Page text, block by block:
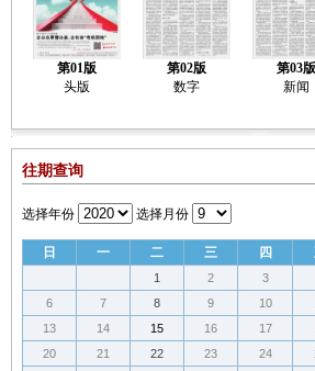
第01版
头版
第02版
数字
第03版
新闻
往期查询
选择年份 选择月份
日 一 二 三 四
1 2 3
6
7 8 9 10
13
14 15 16 17
20
21 22 23 24